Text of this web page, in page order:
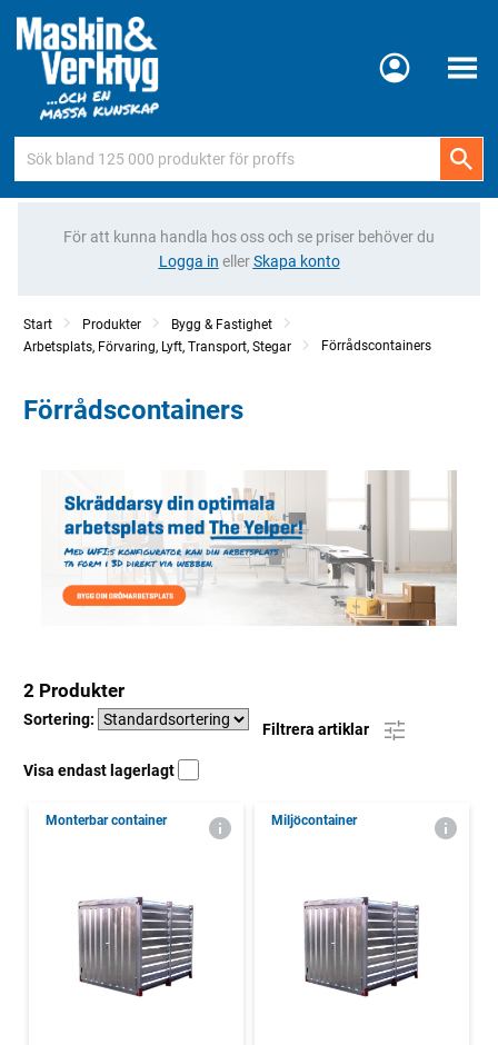
Meny
För att kunna handla hos oss och se priser behöver du
Logga in ellerSkapa konto
Start Produkter
Bygg & Fastighet
Arbetsplats, Förvaring, Lyft, Transport, Stegar
Förrådscontainers
Förrådscontainers
2 Produkter
Sortering:
Filtrera artiklar
Visa endast lagerlagt
Monterbar container Miljöcontainer